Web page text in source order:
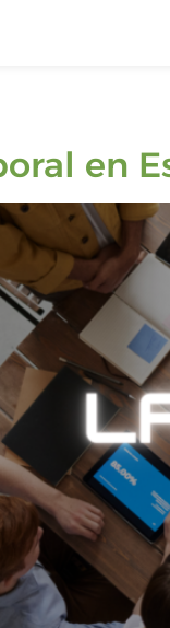
en